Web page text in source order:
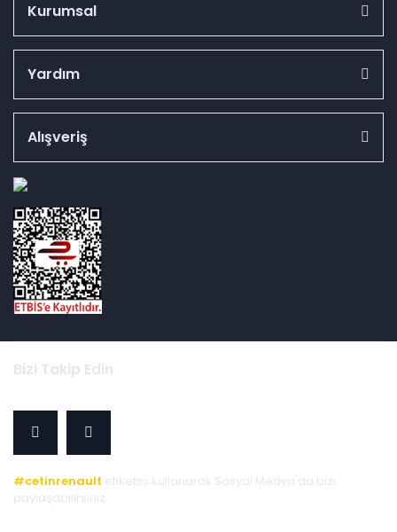
Kurumsal
Yardım
Alışveriş
Bizi Takip Edin
#cetinrenault etiketini kullanarak Sosyal Medya'da bizi
paylaşabilirsiniz.